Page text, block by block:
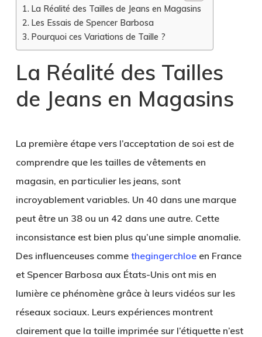
La Réalité des Tailles de Jeans en Magasins
Les Essais de Spencer Barbosa
Pourquoi ces Variations de Taille ?
La Réalité des Tailles
de Jeans en Magasins
La première étape vers l’acceptation de soi est de
comprendre que les tailles de vêtements en
magasin, en particulier les jeans, sont
incroyablement variables. Un 40 dans une marque
peut être un 38 ou un 42 dans une autre. Cette
inconsistance est bien plus qu’une simple anomalie.
Des influenceuses comme thegingerchloeen France
et Spencer Barbosa aux États-Unis ont mis en
lumière ce phénomène grâce à leurs vidéos sur les
réseaux sociaux. Leurs expériences montrent
clairement que la taille imprimée sur l’étiquette n’est